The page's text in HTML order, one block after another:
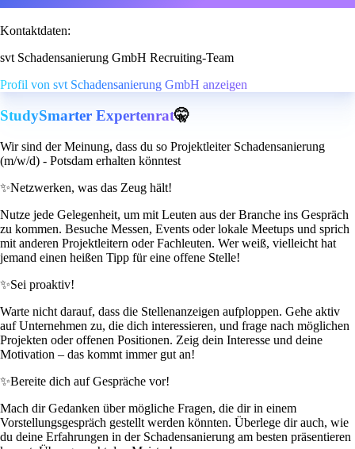
Kontaktdaten:
svt Schadensanierung GmbH Recruiting-Team
Profil von svt Schadensanierung GmbH anzeigen
StudySmarter Expertenrat🤫
Wir sind der Meinung, dass du so Projektleiter Schadensanierung
(m/w/d) - Potsdam erhalten könntest
✨Netzwerken, was das Zeug hält!
Nutze jede Gelegenheit, um mit Leuten aus der Branche ins Gespräch
zu kommen. Besuche Messen, Events oder lokale Meetups und sprich
mit anderen Projektleitern oder Fachleuten. Wer weiß, vielleicht hat
jemand einen heißen Tipp für eine offene Stelle!
✨Sei proaktiv!
Warte nicht darauf, dass die Stellenanzeigen aufploppen. Gehe aktiv
auf Unternehmen zu, die dich interessieren, und frage nach möglichen
Projekten oder offenen Positionen. Zeig dein Interesse und deine
Motivation – das kommt immer gut an!
✨Bereite dich auf Gespräche vor!
Mach dir Gedanken über mögliche Fragen, die dir in einem
Vorstellungsgespräch gestellt werden könnten. Überlege dir auch, wie
du deine Erfahrungen in der Schadensanierung am besten präsentieren